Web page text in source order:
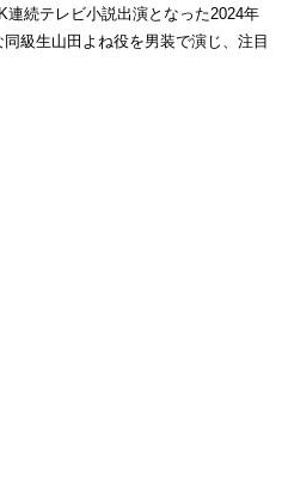
続テレビ小説出演となった2024年
級生山田よね役を男装で演じ、注目